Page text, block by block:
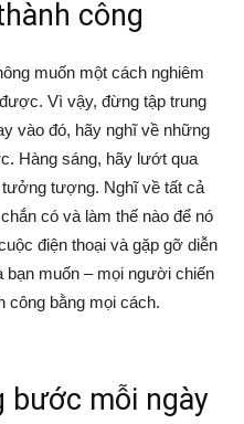
công
muốn một cách nghiêm
Vì vậy, đừng tập trung
vào đó, hãy nghĩ về những
Hàng sáng, hãy lướt qua
tượng. Nghĩ về tất cả
có và làm thế nào để nó
điện thoại và gặp gỡ diễn
bạn muốn – mọi người chiến
công bằng mọi cách.
bước mỗi ngày